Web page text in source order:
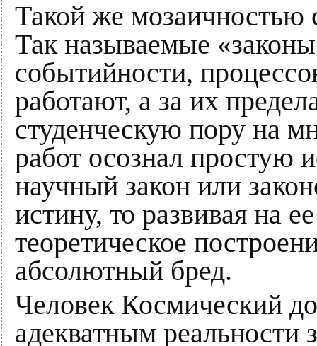
Такой же мозаичностью
Так называемые
событийности,
работают, а за их
студенческую пору на
работ осознал простую
научный закон или
истину, то развивая на
теоретическое
абсолютный бред.
Человек Космический
адекватным реальности